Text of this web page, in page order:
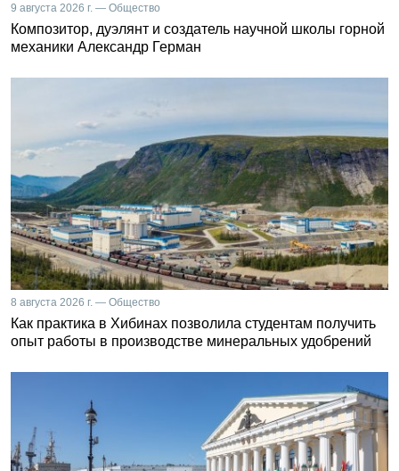
9 августа 2026 г. — Общество
Композитор, дуэлянт и создатель научной школы горной
механики Александр Герман
8 августа 2026 г. — Общество
Как практика в Хибинах позволила студентам получить
опыт работы в производстве минеральных удобрений